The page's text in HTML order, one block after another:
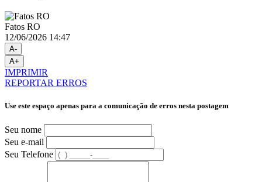
Fatos RO
12/06/2026 14:47
A-
A+
IMPRIMIR
REPORTAR ERROS
Use este espaço apenas para a comunicação de erros nesta postagem
Seu nome
Seu e-mail
Seu Telefone